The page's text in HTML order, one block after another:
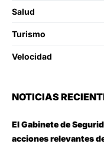
Salud
Turismo
Velocidad
NOTICIAS
El Gabinete de
acciones relevantes